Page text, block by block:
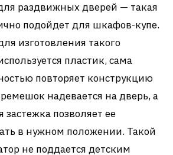
раздвижных дверей — такая
подойдет для шкафов-купе.
изготовления такого
пластик, сама
повторяет конструкцию
надевается на дверь, а
застежка позволяет ее
в нужном положении. Такой
не поддается детским